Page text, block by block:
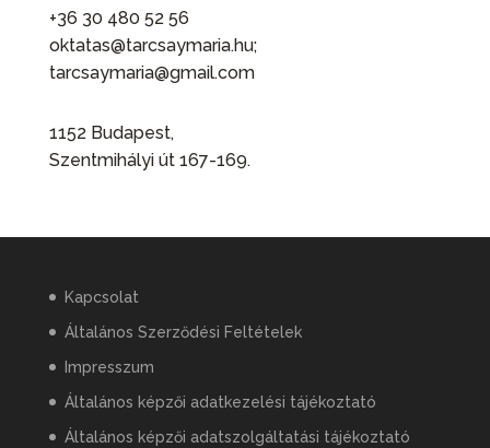
+36 30 480 52 56
oktatas@tarcsaymaria.hu;
tarcsaymaria@gmail.com
1152 Budapest,
Szentmihályi út 167-169.
Kapcsolat
Általános Szerződési Feltételek
Impresszum
Általános képzői adatkezelési tájékoztató
Általános képzői adatszolgáltatási tájékoztató